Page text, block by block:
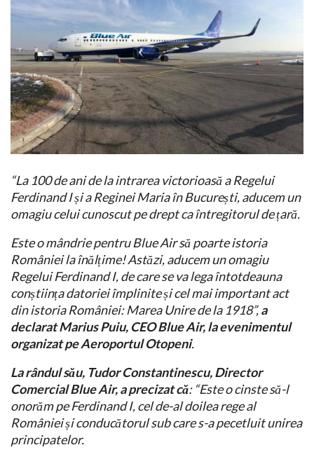
“La 100 de ani de la intrarea victorioasă a Regelui
Ferdinand I și a Reginei Maria în București, aducem un
omagiu celui cunoscut pe drept ca întregitorul de țară.
Este o mândrie pentru Blue Air să poarte istoria
României la înălțime! Astăzi, aducem un omagiu
Regelui Ferdinand I, de care se va lega întotdeauna
conștiința datoriei împlinite și cel mai important act
din istoria României: Marea Unire de la 1918”,a
declarat Marius Puiu, CEO Blue Air, la evenimentul
organizat pe Aeroportul Otopeni.
La rândul său, Tudor Constantinescu, Director
Comercial Blue Air, a precizat că: “Este o cinste să-l
onorăm pe Ferdinand I, cel de-al doilea rege al
României și conducătorul sub care s-a pecetluit unirea
principatelor.